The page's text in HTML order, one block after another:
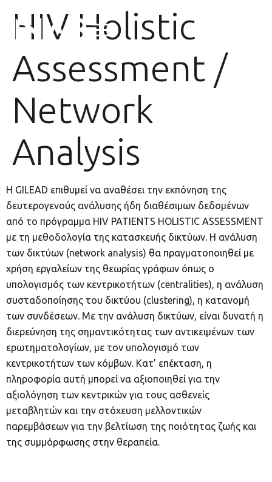
HIV Holistic
Assessment /
Network
Analysis
Η GILEAD επιθυμεί να αναθέσει την εκπόνηση της
δευτερογενούς ανάλυσης ήδη διαθέσιμων δεδομένων
από το πρόγραμμα HIV PATIENTS HOLISTIC ASSESSMENT
με τη μεθοδολογία της κατασκευής δικτύων. Η ανάλυση
των δικτύων (network analysis) θα πραγματοποιηθεί με
χρήση εργαλείων της θεωρίας γράφων όπως ο
υπολογισμός των κεντρικοτήτων (centralities), η ανάλυση
συσταδοποίησης του δικτύου (clustering), η κατανομή
των συνδέσεων. Με την ανάλυση δικτύων, είναι δυνατή η
διερεύνηση της σημαντικότητας των αντικειμένων των
ερωτηματολογίων, με τον υπολογισμό των
κεντρικοτήτων των κόμβων. Κατ’ επέκταση, η
πληροφορία αυτή μπορεί να αξιοποιηθεί για την
αξιολόγηση των κεντρικών για τους ασθενείς
μεταβλητών και την στόχευση μελλοντικών
παρεμβάσεων για την βελτίωση της ποιότητας ζωής και
της συμμόρφωσης στην θεραπεία.